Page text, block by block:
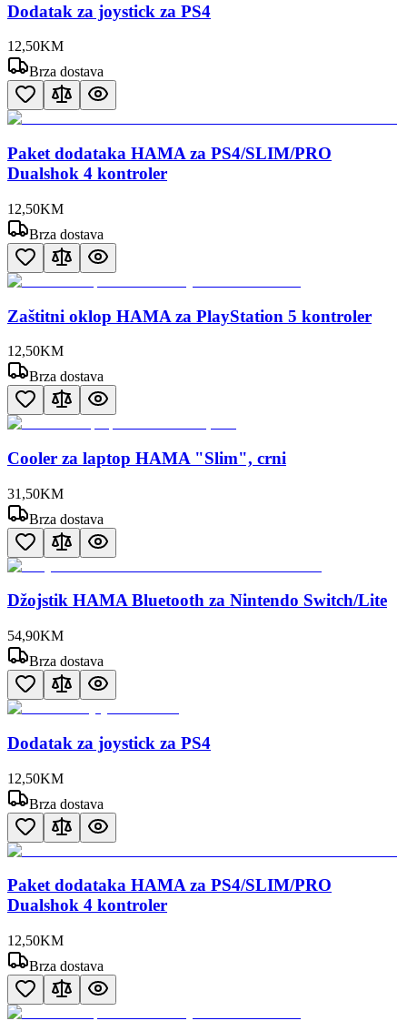
Dodatak za joystick za PS4
12,50KM
Brza dostava
Paket dodataka HAMA za PS4/SLIM/PRO
Dualshok 4 kontroler
12,50KM
Brza dostava
Zaštitni oklop HAMA za PlayStation 5 kontroler
12,50KM
Brza dostava
Cooler za laptop HAMA "Slim", crni
31 ,50KM
Brza dostava
Džojstik HAMA Bluetooth za Nintendo Switch/Lite
54,90KM
Brza dostava
Dodatak za joystick za PS4
12,50KM
Brza dostava
Paket dodataka HAMA za PS4/SLIM/PRO
Dualshok 4 kontroler
12,50KM
Brza dostava